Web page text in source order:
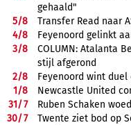
gehaald"
5/8
Transfer Read naar
4/8
Feyenoord gelinkt
3/8
COLUMN: Atalanta
stijl afgerond
2/8
Feyenoord wint duel
1/8
Newcastle United
31/7
Ruben Schaken
30/7
Twente ziet bod op